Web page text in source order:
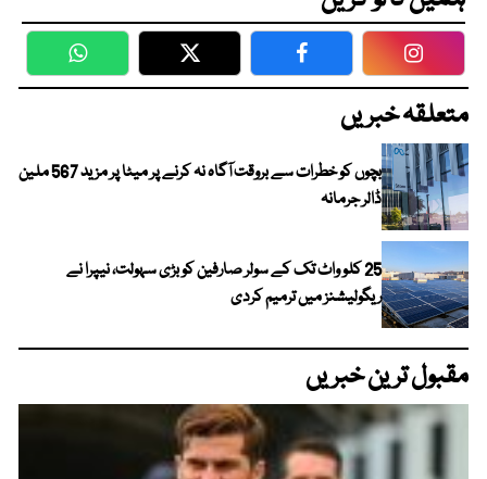
WhatsApp Twitter Facebook
متعلقہ خبریں
بچوں کو خطرات سے بروقت آگاہ نہ کرنے پر میٹا پر مزید 567 ملین
ڈالر جرمانہ
25 کلو واٹ تک کے سولر صارفین کو بڑی سہولت، نیپرا نے
ریگولیشنز میں ترمیم کردی
مقبول ترین خبریں